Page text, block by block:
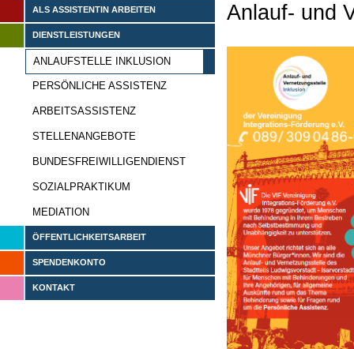
ALS ASSISTENTIN ARBEITEN
DIENSTLEISTUNGEN
ANLAUFSTELLE INKLUSION
PERSÖNLICHE ASSISTENZ
ARBEITSASSISTENZ
STELLENANGEBOTE
BUNDESFREIWILLIGENDIENST
SOZIALPRAKTIKUM
MEDIATION
ÖFFENTLICHKEITSARBEIT
SPENDENKONTO
KONTAKT
Anlauf- und